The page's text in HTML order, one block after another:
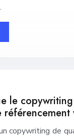
le
référencement
copywriting de